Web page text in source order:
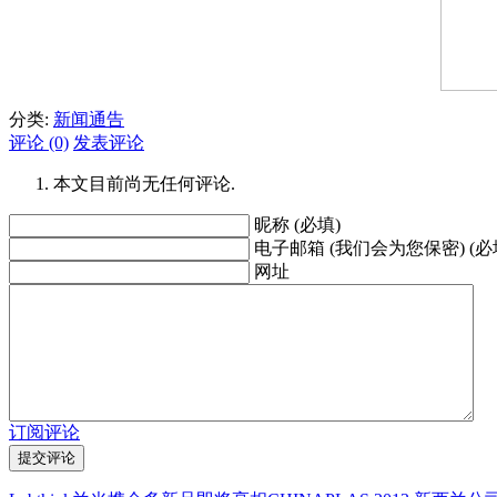
分类: 新闻通告
评论 (0) 发表评论
本文目前尚无任何评论.
昵称 (必填)
电子邮箱 (我们会为您保密) (必
网址
订阅评论